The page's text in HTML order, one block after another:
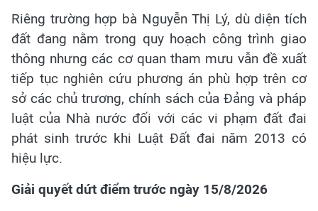
Riêng trường hợp bà Nguyễn Thị Lý, dù diện tích
đất đang nằm trong quy hoạch công trình giao
thông nhưng các cơ quan tham mưu vẫn đề xuất
tiếp tục nghiên cứu phương án phù hợp trên cơ
sở các chủ trương, chính sách của Đảng và pháp
luật của Nhà nước đối với các vi phạm đất đai
phát sinh trước khi Luật Đất đai năm 2013 có
hiệu lực.
Giải quyết dứt điểm trước ngày 15/8/2026